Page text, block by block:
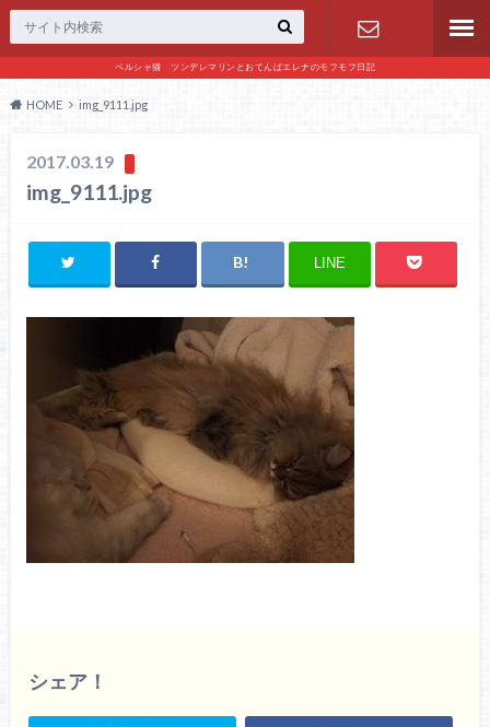
ペルシャ猫 ツンデレマリンとおてんばエレナのモフモフ日記
お問い合わ
HOME img_9111.jpg
2017.03.19
img_9111.jpg
LINE
シェア！